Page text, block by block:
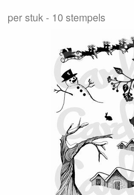
per stuk 10 stempels